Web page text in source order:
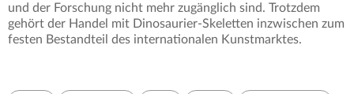
und der Forschung nicht mehr zugänglich sind. Trotzdem
gehört der Handel mit Dinosaurier-Skeletten inzwischen zum
festen Bestandteil des internationalen Kunstmarktes.